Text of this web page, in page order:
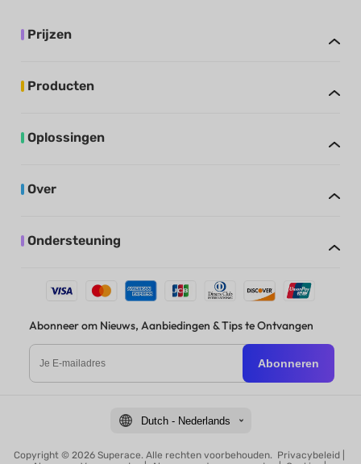
Prijzen
Producten
Oplossingen
Over
Ondersteuning
Abonneer om Nieuws, Aanbiedingen & Tips te Ontvangen
Abonneren
Dutch - Nederlands
Copyright © 2026 Superace. Alle rechten voorbehouden. Privacybeleid